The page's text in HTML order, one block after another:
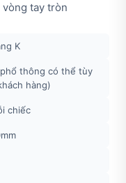
tay tròn
K
phổ thông có thể tùy
hàng)
chiếc